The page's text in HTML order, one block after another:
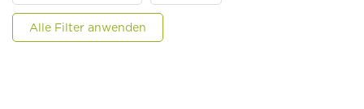
Alle Filter anwenden